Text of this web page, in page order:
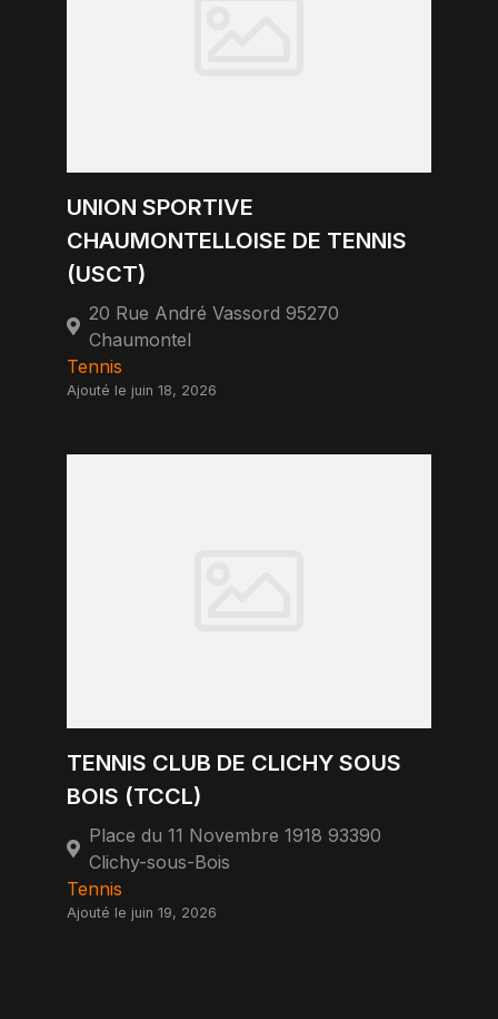
UNION SPORTIVE
CHAUMONTELLOISE DE TENNIS
(USCT)
20 Rue André Vassord 95270
Chaumontel
Tennis
Ajouté le juin 18, 2026
TENNIS CLUB DE CLICHY SOUS
BOIS (TCCL)
Place du 11 Novembre 1918 93390
Clichy-sous-Bois
Tennis
Ajouté le juin 19, 2026